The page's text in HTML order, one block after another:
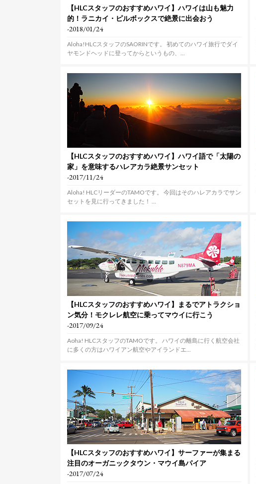
【HLCスタッフのおすすめハワイ】ハワイは山も魅力
的！ラニカイ・ピルボックスで絶景に出会おう
-2018/01/24
Aloha!HLCスタッフのSAORINです。 初めてのハワイ旅行でダイ
ヤモンドヘッドに登ってからというもの、...
【HLCスタッフのおすすめハワイ】ハワイ語で「太陽の
家」を意味するハレアカラ絶景サンセット
-2017/11/24
Aloha! HLCリーダーのTAMOです。 今回はそのハレアカラでサン
セットを見に行ってきました！ ...
【HLCスタッフのおすすめハワイ】まるでアトラクショ
ン気分！モクレレ航空に乗ってマウイに行こう
-2017/09/24
Aoha! HLCスタッフのTAMOです。 ハワイの離島に行く航空会社
に多くの方はハワイアン航空やアイランドエ...
【HLCスタッフのおすすめハワイ】サーファーが集まる
注目のオーガニックタウン・マウイ島パイア
-2017/07/24